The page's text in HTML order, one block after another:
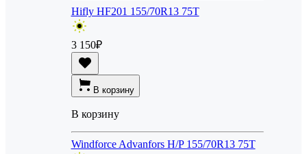
Hifly HF201 155/70R13 75T
3 150₽
В корзину
В корзину
Windforce Advanfors H/P 155/70R13 75T